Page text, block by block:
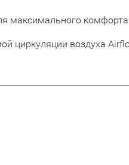
максимального комфорта
циркуляции воздуха